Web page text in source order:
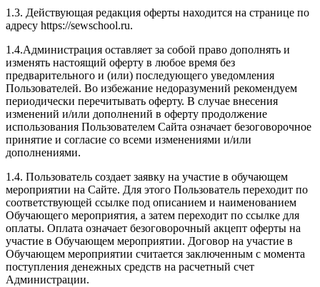
1.3. Действующая редакция оферты находится на странице по
адресу https://sewschool.ru.
1.4.Администрация оставляет за собой право дополнять и
изменять настоящий оферту в любое время без
предварительного и (или) последующего уведомления
Пользователей. Во избежание недоразумений рекомендуем
периодически перечитывать оферту. В случае внесения
изменений и/или дополнений в оферту продолжение
использования Пользователем Сайта означает безоговорочное
принятие и согласие со всеми изменениями и/или
дополнениями.
1.4. Пользователь создает заявку на участие в обучающем
мероприятии на Сайте. Для этого Пользователь переходит по
соответствующей ссылке под описанием и наименованием
Обучающего мероприятия, а затем переходит по ссылке для
оплаты. Оплата означает безоговорочный акцепт оферты на
участие в Обучающем мероприятии. Договор на участие в
Обучающем мероприятии считается заключенным с момента
поступления денежных средств на расчетный счет
Администрации.